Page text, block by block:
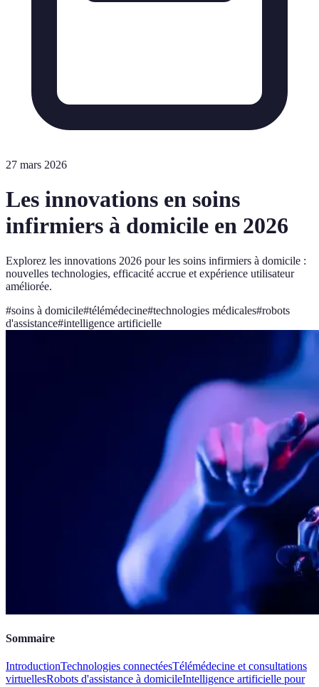
27 mars 2026
Les innovations en soins
infirmiers à domicile en 2026
Explorez les innovations 2026 pour les soins infirmiers à domicile :
nouvelles technologies, efficacité accrue et expérience utilisateur
améliorée.
#soins à domicile#télémédecine#technologies médicales#robots
d'assistance#intelligence artificielle
Sommaire
IntroductionTechnologies connectéesTélémédecine et consultations
virtuellesRobots d'assistance à domicileIntelligence artificielle pour